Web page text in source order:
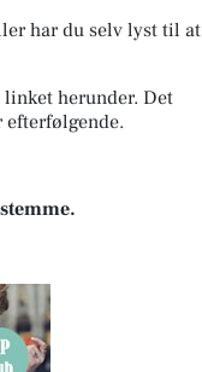
har du selv lyst til at
herunder. Det